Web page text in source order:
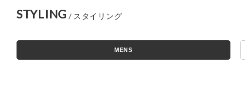
価格
STYLING
MENS